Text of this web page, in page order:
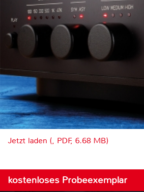
Jetzt laden (, PDF, 6.68 MB)
kostenloses Probeexemplar